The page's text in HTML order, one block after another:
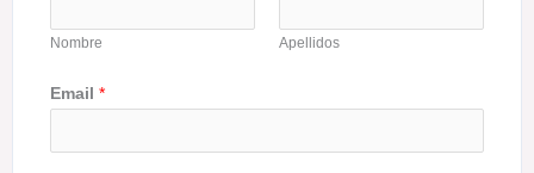
Nombre Apellidos
Email *